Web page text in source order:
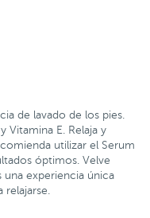
de lavado de los pies.
Vitamina E. Relaja y
utilizar el Serum
óptimos. Velve
una experiencia única
relajarse.